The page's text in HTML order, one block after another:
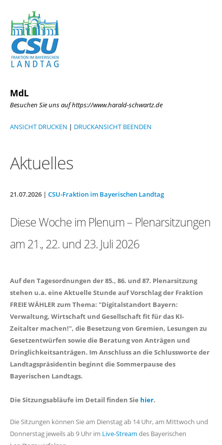
MdL
Besuchen Sie uns auf https://www.harald-schwartz.de
ANSICHT DRUCKEN | DRUCKANSICHT BEENDEN
Aktuelles
21.07.2026 | CSU-Fraktion im Bayerischen Landtag
Diese Woche im Plenum – Plenarsitzungen
am 21., 22. und 23. Juli 2026
Auf den Tagesordnungen der 85., 86. und 87. Plenarsitzung
stehen u.a. eine Aktuelle Stunde auf Vorschlag der Fraktion
FREIE WÄHLER zum Thema: "Digitalstandort Bayern:
Verwaltung, Wirtschaft und Gesellschaft fit für das KI-
Zeitalter machen!", die Besetzung von Gremien, Lesungen zu
Gesetzentwürfen sowie die Beratung von Anträgen und
Dringlichkeitsanträgen. Im Anschluss an die Schlussworte der
Landtagspräsidentin beginnt die Sommerpause des
Bayerischen Landtags.
Die Sitzungsabläufe im Detail finden Sie hier.
Die Sitzungen können Sie am Dienstag ab 14 Uhr, am MIttwoch und
Donnerstag jeweils ab 9 Uhr im Live-Stream des Bayerischen